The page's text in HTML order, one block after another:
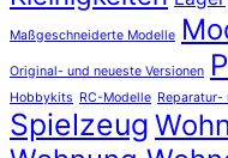
Maßgeschneiderte Modelle
Original- und neueste Versionen
Hobbykits RC-Modelle Reparatur-
Spielzeug